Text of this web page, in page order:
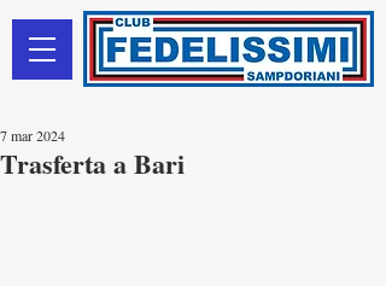
Trasferta a Bari
7 mar 2024